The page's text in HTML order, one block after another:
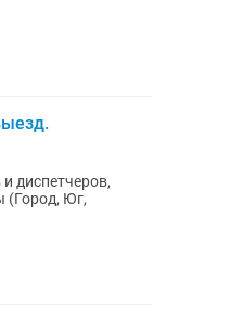
диспетчеров,
(Город, Юг,